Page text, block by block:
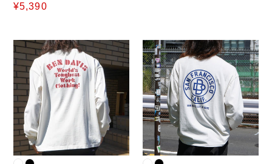
販
格
¥5,390
PRINT
LONG
T-
SHIRTS
PRINT
LONG
SLEEVE
TEE